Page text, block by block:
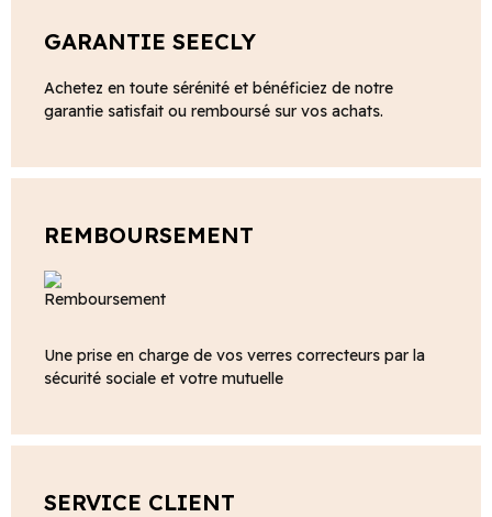
GARANTIE SEECLY
Achetez en toute sérénité et bénéficiez de notre
garantie satisfait ou remboursé sur vos achats.
REMBOURSEMENT
Une prise en charge de vos verres correcteurs par la
sécurité sociale et votre mutuelle
SERVICE CLIENT